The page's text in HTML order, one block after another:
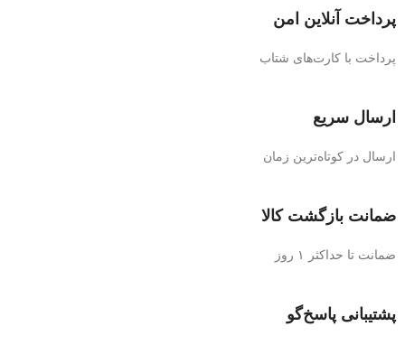
پرداخت آنلاین امن
پرداخت با کارت‌های شتاب
ارسال سریع
ارسال در کوتاه‌ترین زمان
ضمانت بازگشت کالا
ضمانت تا حداکثر ۱ روز
پشتیبانی پاسخ‌گو